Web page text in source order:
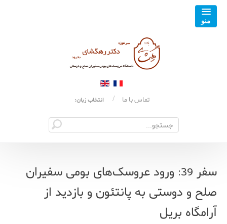
تماس با ما انتخاب زبان:
سفر 39: ورود عروسک‌های بومی سفیران
صلح و دوستی به پانتئون و بازدید از
آرامگاه بریل